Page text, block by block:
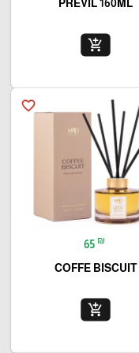
PREVIL 160ML
add_shopping_cart
favorite_border
65 ₪
COFFE BISCUIT
add_shopping_cart